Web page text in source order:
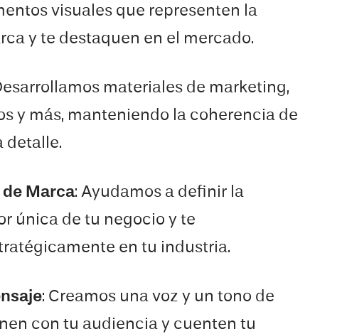
visuales que representen la
y te destaquen en el mercado.
materiales de marketing,
y más, manteniendo la coherencia de
detalle.
Marca: Ayudamos a definir la
única de tu negocio y te
en tu industria.
: Creamos una voz y un tono de
con tu audiencia y cuenten tu